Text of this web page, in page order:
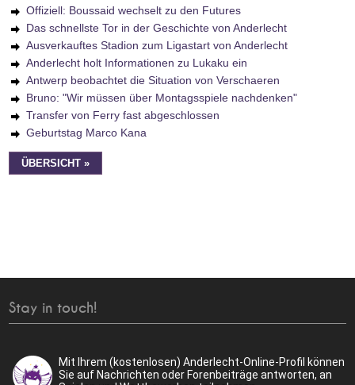
Offiziell: Boussaid wechselt zu den Futures
Das schnellste Tor in der Geschichte von Anderlecht
Ausverkauftes Stadion zum Ligastart von Anderlecht
Anderlecht holt Informationen zu Lukaku ein
Antwerp beobachtet die Situation von Verschaeren
Bruno: "Wir müssen über Montagsspiele nachdenken"
Transfer von Ferry fast abgeschlossen
Geburtstag Marco Kana
ÜBERSICHT »
Stay in touch!
Mit Ihrem (kostenlosen) Anderlecht-Online-Profil können
Sie auf Nachrichten oder Forenbeiträge antworten, an